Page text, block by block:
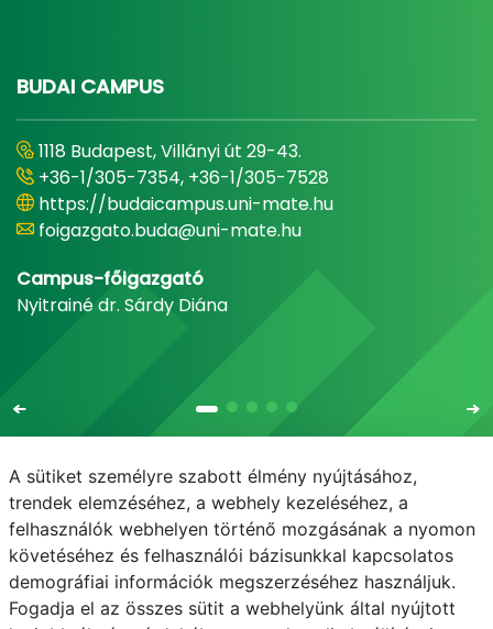
BUDAI CAMPUS
1118 Budapest, Villányi út 29-43.
+36-1/305-7354, +36-1/305-7528
https://budaicampus.uni-mate.hu
foigazgato.buda@uni-mate.hu
Campus-főigazgató
Nyitrainé dr. Sárdy Diána
E-mail Telefonkönyv NEPTUN
E-learning
Bejelentkezés
Adatvédelem
A sütiket személyre szabott élmény nyújtásához,
trendek elemzéséhez, a webhely kezeléséhez, a
felhasználók webhelyen történő mozgásának a nyomon
követéséhez és felhasználói bázisunkkal kapcsolatos
demográfiai információk megszerzéséhez használjuk.
Fogadja el az összes sütit a webhelyünk által nyújtott